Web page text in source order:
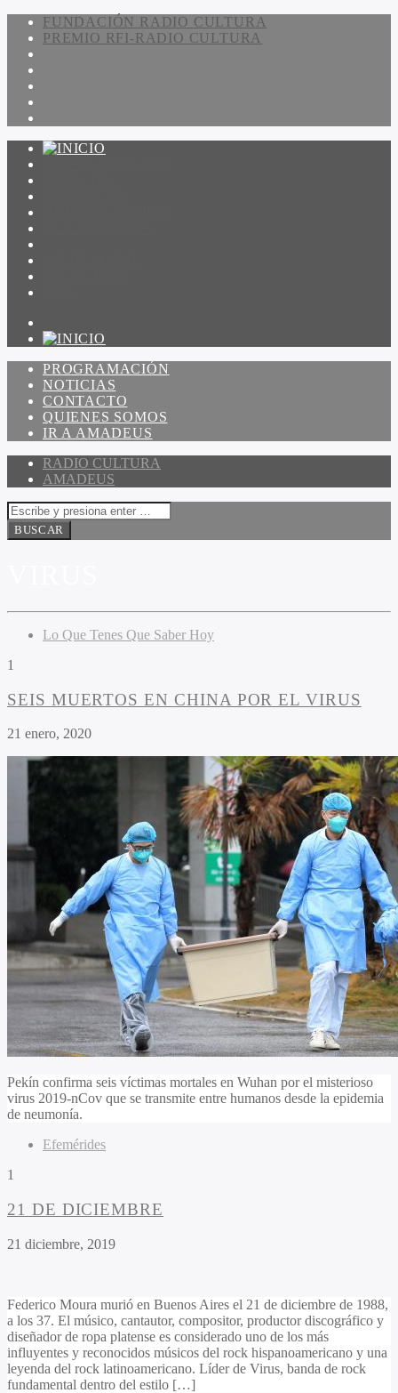
FUNDACIÓN RADIO CULTURA
PREMIO RFI-RADIO CULTURA
PROGRAMACIÓN
NOTICIAS
CONTACTO
QUIENES SOMOS
IR A AMADEUS
RADIO CULTURA
AMADEUS
Lo Que Tenes Que Saber Hoy
1
SEIS MUERTOS EN CHINA POR EL VIRUS
21 enero, 2020
Pekín confirma seis víctimas mortales en Wuhan por el misterioso
virus 2019-nCov que se transmite entre humanos desde la epidemia
de neumonía.
Efemérides
1
21 DE DICIEMBRE
21 diciembre, 2019
Federico Moura murió en Buenos Aires el 21 de diciembre de 1988,
a los 37. El músico, cantautor, compositor, productor discográfico y
diseñador de ropa platense es considerado uno de los más
influyentes y reconocidos músicos del rock hispanoamericano y una
leyenda del rock latinoamericano. Líder de Virus, banda de rock
fundamental dentro del estilo […]